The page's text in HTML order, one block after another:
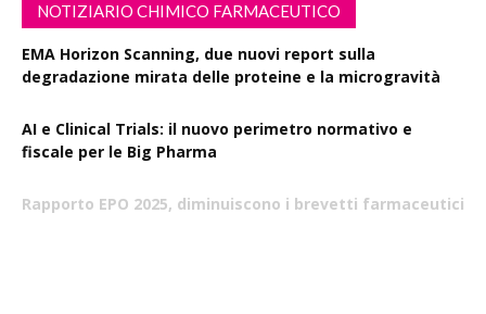
NOTIZIARIO CHIMICO FARMACEUTICO
EMA Horizon Scanning, due nuovi report sulla
degradazione mirata delle proteine e la microgravità
AI e Clinical Trials: il nuovo perimetro normativo e
fiscale per le Big Pharma
Rapporto EPO 2025, diminuiscono i brevetti farmaceutici